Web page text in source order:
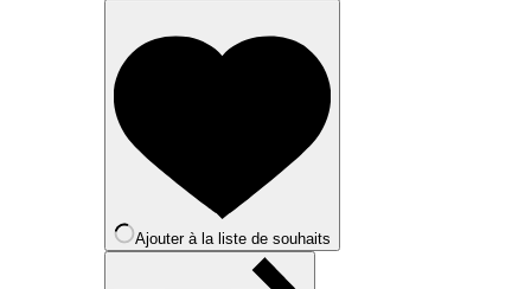
Ajouter à la liste de souhaits